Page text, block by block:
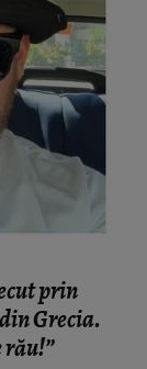
prin
Grecia.
rău!”